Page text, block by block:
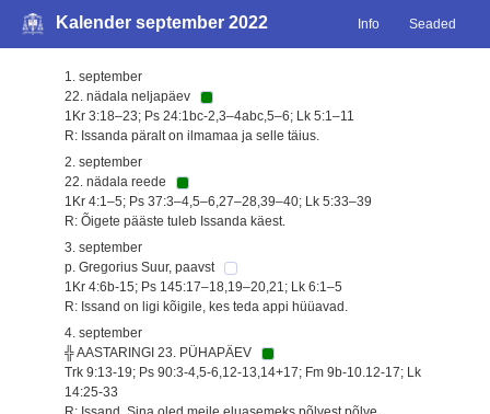
Kalender september 2022 Info Seaded
1. september
22. nädala neljapäev
1Kr 3:18–23; Ps 24:1bc-2,3–4abc,5–6; Lk 5:1–11
R: Issanda päralt on ilmamaa ja selle täius.
2. september
22. nädala reede
1Kr 4:1–5; Ps 37:3–4,5–6,27–28,39–40; Lk 5:33–39
R: Õigete pääste tuleb Issanda käest.
3. september
p. Gregorius Suur, paavst
1Kr 4:6b-15; Ps 145:17–18,19–20,21; Lk 6:1–5
R: Issand on ligi kõigile, kes teda appi hüüavad.
4. september
╬ AASTARINGI 23. PÜHAPÄEV
Trk 9:13-19; Ps 90:3-4,5-6,12-13,14+17; Fm 9b-10.12-17; Lk
14:25-33